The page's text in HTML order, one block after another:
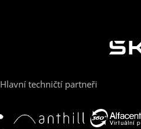
Hlavní techničtí partneři